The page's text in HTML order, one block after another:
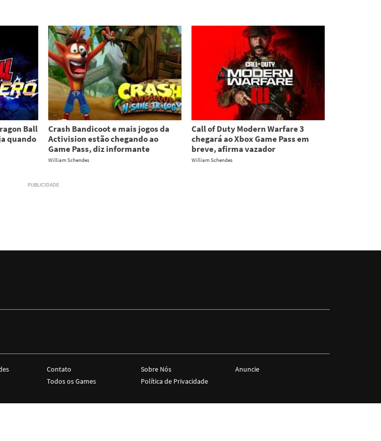
Ball
quando
Crash Bandicoot e mais jogos da
Activision estão chegando ao
Game Pass, diz informante
William Schendes
Call of Duty Modern Warfare 3
chegará ao Xbox Game Pass em
breve, afirma vazador
William Schendes
Contato
Todos os Games
Sobre Nós
Política de Privacidade
Anuncie